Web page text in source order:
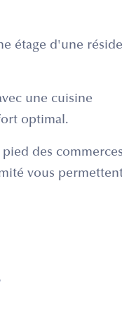
étage d'une
une cuisine
optimal.
des
vous